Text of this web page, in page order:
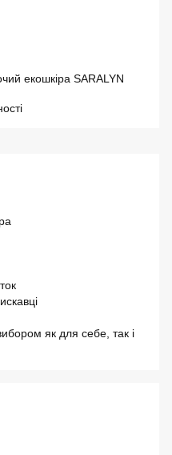
екошкіра SARALYN
як для себе, так і